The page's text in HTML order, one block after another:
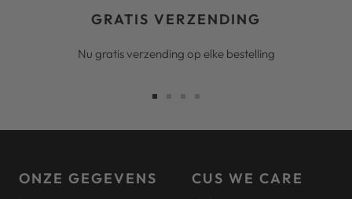
GRATIS VERZENDING
Nu gratis verzending op elke bestelling
ONZE GEGEVENS CUS WE CARE